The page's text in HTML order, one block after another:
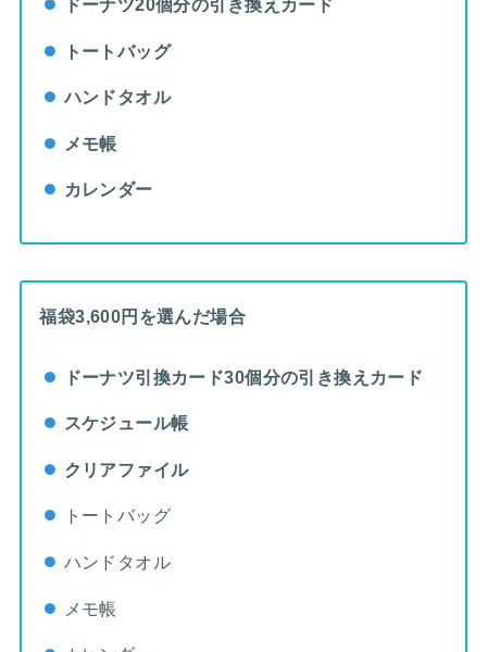
ドーナツ20個分の引き換えカード
トートバッグ
ハンドタオル
メモ帳
カレンダー
福袋3,600円を選んだ場合
ドーナツ引換カード30個分の引き換えカード
スケジュール帳
クリアファイル
トートバッグ
ハンドタオル
メモ帳